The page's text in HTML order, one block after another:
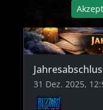
31 Dez. 2025,